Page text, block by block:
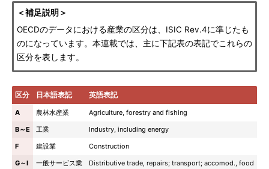
＜補足説明＞
OECDのデータにおける産業の区分は、ISIC Rev.4に準じたも
のになっています。本連載では、主に下記表の表記でこれらの
区分を表します。
区分 日本語表記 英語表記
A 農林水産業
Agriculture, forestry and fishing
B～E
工業
Industry, including energy
F
建設業
Construction
G～I
一般サービス業
Distributive trade, repairs; transport; accomod., food